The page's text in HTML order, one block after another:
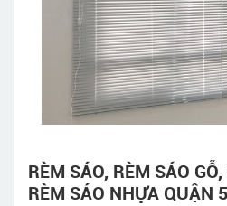
RÈM SÁO, RÈM SÁO
RÈM SÁO NHỰA QUẬN